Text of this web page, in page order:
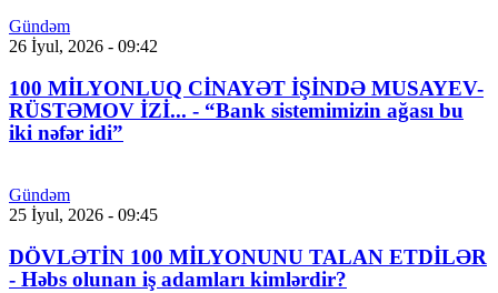
Gündəm
26 İyul, 2026 - 09:42
100 MİLYONLUQ CİNAYƏT İŞİNDƏ MUSAYEV-
RÜSTƏMOV İZİ... - “Bank sistemimizin ağası bu
iki nəfər idi”
Gündəm
25 İyul, 2026 - 09:45
DÖVLƏTİN 100 MİLYONUNU TALAN ETDİLƏR
- Həbs olunan iş adamları kimlərdir?